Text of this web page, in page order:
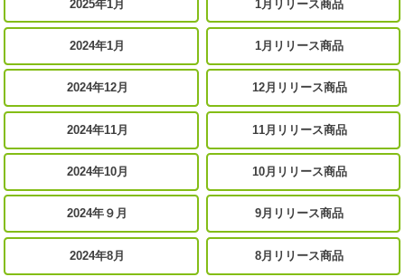
2025年1月 1月リリース商品
2024年1月 1月リリース商品
2024年12月 12月リリース商品
2024年11月 11月リリース商品
2024年10月 10月リリース商品
2024年９月 9月リリース商品
2024年8月 8月リリース商品